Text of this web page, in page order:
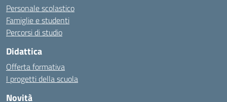
Personale scolastico
Famiglie e studenti
Percorsi di studio
Didattica
Offerta formativa
I progetti della scuola
Novità